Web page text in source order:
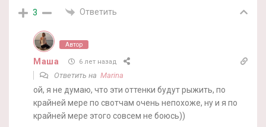
3 Ответить
Автор
Маша 6 лет назад
Ответить на Marina
ой, я не думаю, что эти оттенки будут рыжить, по
крайней мере по свотчам очень непохоже, ну и я по
крайней мере этого совсем не боюсь))